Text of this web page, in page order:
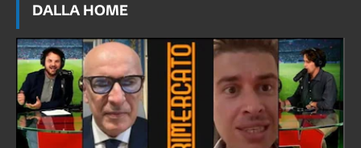
DALLA HOME